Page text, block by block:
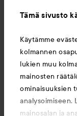
Tämä sivusto
Käytämme
kolmannen
lukien muu
mainosten
ominaisuuksien
analysoimiseen.
mainosalan ja
Tietoja
Saattaisit